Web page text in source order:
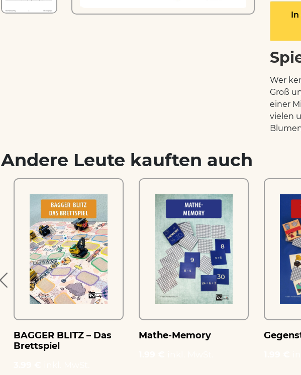
In
Wer
Groß
einer
vielen
Andere Leute kauften auch
BAGGER BLITZ – Das
Brettspiel
Mathe-Memory